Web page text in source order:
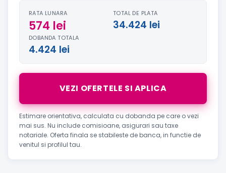
RATA LUNARA
574 lei
TOTAL DE PLATA
34.424 lei
DOBANDA TOTALA
4.424 lei
VEZI OFERTELE SI APLICA
Estimare orientativa, calculata cu dobanda pe care o vezi
mai sus. Nu include comisioane, asigurari sau taxe
notariale. Oferta finala se stabileste de banca, in functie de
venitul si profilul tau.